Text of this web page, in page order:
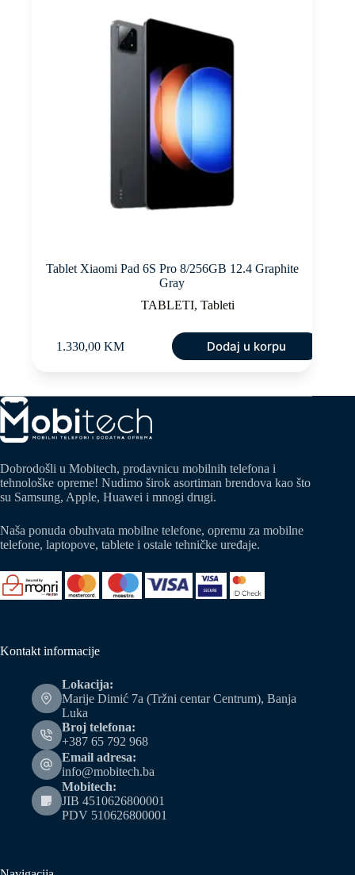
Tablet Xiaomi Pad 6S Pro 8/256GB 12.4 Graphite
Gray
TABLETI,Tableti
1.330,00 KM Dodaj u korpu
Dobrodošli u Mobitech, prodavnicu mobilnih telefona i
tehnološke opreme! Nudimo širok asortiman brendova kao što
su Samsung, Apple, Huawei i mnogi drugi.
Naša ponuda obuhvata mobilne telefone, opremu za mobilne
telefone, laptopove, tablete i ostale tehničke uređaje.
Kontakt informacije
Lokacija:
Marije Dimić 7a (Tržni centar Centrum), Banja
Luka
Broj telefona:
+387 65 792 968
Email adresa:
info@mobitech.ba
Mobitech:
JIB 4510626800001
PDV 510626800001